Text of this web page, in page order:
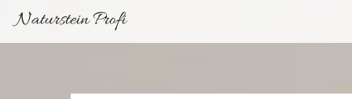
Naturstein Profi